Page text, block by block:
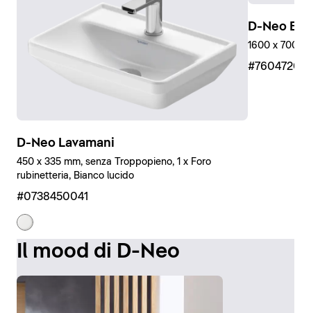
D-Neo Lavamani
450 x 335 mm, senza Troppopieno, 1 x Foro
rubinetteria, Bianco lucido
#0738450041
D-Neo
1600 x 700
Il mood di D-Neo